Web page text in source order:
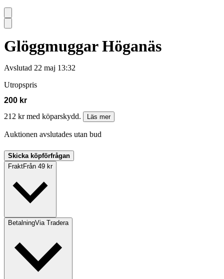
Glöggmuggar Höganäs
Avslutad 22 maj 13:32
Utropspris
200 kr
212 kr med köparskydd.
Läs mer
Auktionen avslutades utan bud
Skicka köpförfrågan
FraktFrån 49 kr
BetalningVia Tradera